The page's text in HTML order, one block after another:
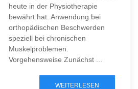
heute in der Physiotherapie
bewährt hat. Anwendung bei
orthopädischen Beschwerden
speziell bei chronischen
Muskelproblemen.
Vorgehensweise Zunächst ...
WEITERLESEN